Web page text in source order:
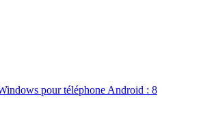
pour téléphone Android : 8